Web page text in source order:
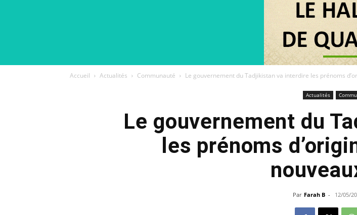
Accueil Actualités Communauté Le gouvernement du Tadjikistan va interdire les prénoms
Actualités
Le gouvernement du
les prénoms
Par Farah B - 12/05/